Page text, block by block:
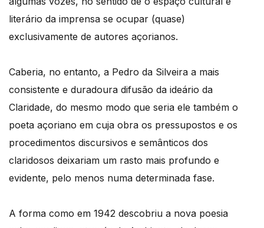
literário da imprensa se ocupar (quase)
exclusivamente de autores açorianos.
Caberia, no entanto, a Pedro da Silveira a mais
consistente e duradoura difusão da ideário da
Claridade, do mesmo modo que seria ele também o
poeta açoriano em cuja obra os pressupostos e os
procedimentos discursivos e semânticos dos
claridosos deixariam um rasto mais profundo e
evidente, pelo menos numa determinada fase.
A forma como em 1942 descobriu a nova poesia